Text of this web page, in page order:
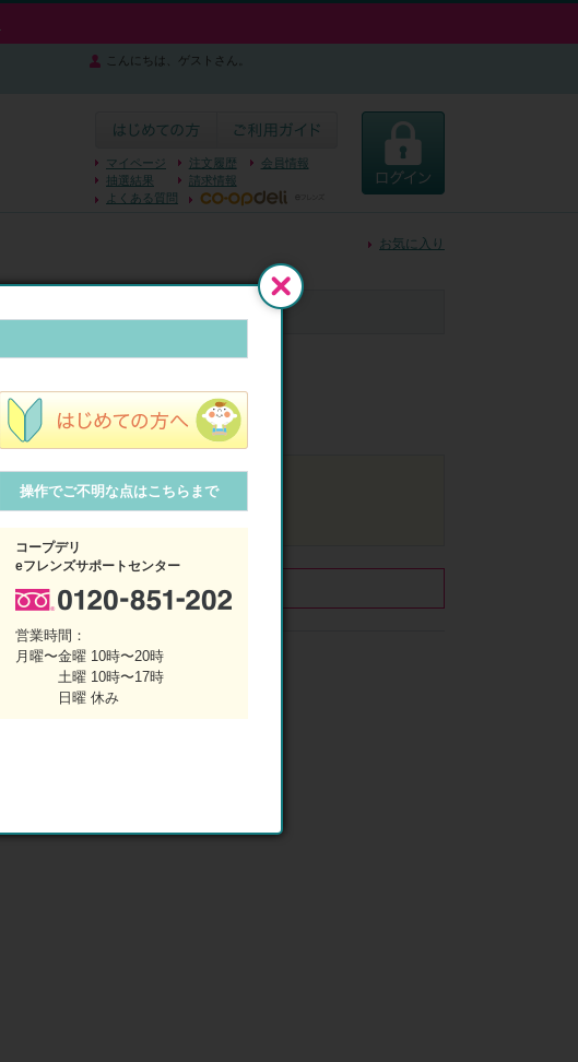
こんにちは、ゲストさん。
マイページ 注文履歴
会員情報
抽選結果
請求情報
よくある質問
お気に入り
24件 32件 40件 48件
操作でご不明な点はこちらまで
コープデリ
eフレンズサポートセンター
営業時間：
月曜〜金曜 10時〜20時
土曜 10時〜17時
日曜 休み